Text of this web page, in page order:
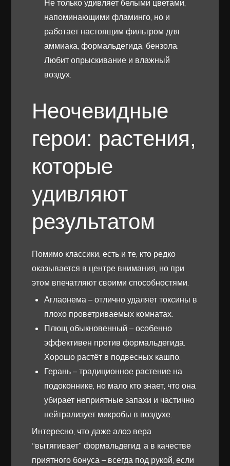
Не только удивляет белыми цветами,
напоминающими фламинго, но и
работает настоящим фильтром для
аммиака, формальдегида, бензола.
Любит опрыскивание и влажный
воздух.
Неочевидные
герои: растения,
которые
удивляют
результатом
Помимо классики, есть и те, кто редко
оказывается в центре внимания, но при
этом впечатляют своими способностями.
Аглаонема – отлично удаляет токсины в
плохо проветриваемых комнатах.
Плющ обыкновенный – особенно
эффективен против формальдегида.
Хорошо растёт в подвесных кашпо.
Герань – традиционное растение на
подоконнике, но мало кто знает, что она
убирает неприятные запахи и частично
нейтрализует микробы в воздухе.
Интересно, что даже алоэ вера
“вытягивает” формальдегид, а в качестве
приятного бонуса – всегда под рукой, если